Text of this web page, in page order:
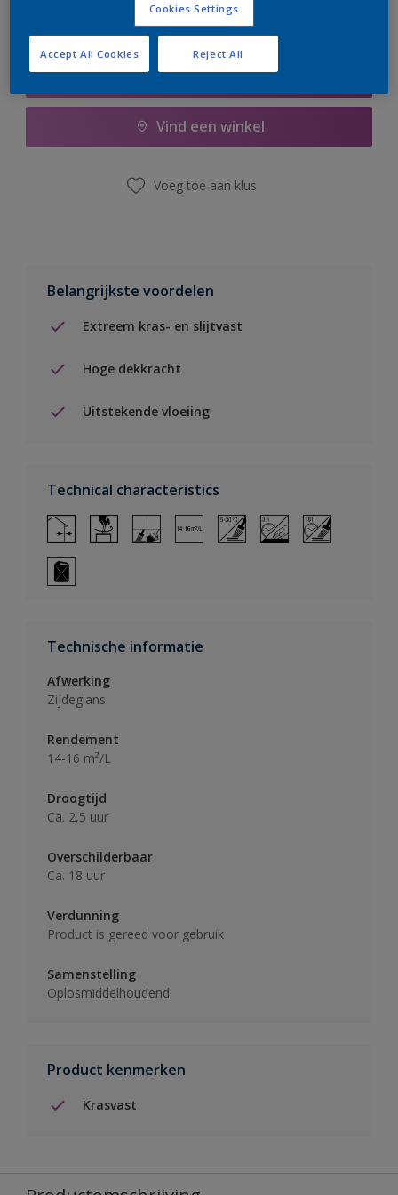
Boodschappenlijst
Vind een winkel
Voeg toe aan klus
Belangrijkste voordelen
Extreem kras- en slijtvast
Hoge dekkracht
Uitstekende vloeiing
Technical characteristics
Technische informatie
Afwerking
Zijdeglans
Rendement
14-16 m²/L
Droogtijd
Ca. 2,5 uur
Overschilderbaar
Ca. 18 uur
Verdunning
Product is gereed voor gebruik
Samenstelling
Oplosmiddelhoudend
Product kenmerken
Krasvast
Cookies Settings
Reject All
Accept All Cookies